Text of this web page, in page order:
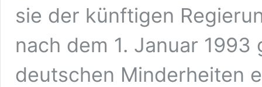
sie der künftigen
nach dem 1. Januar
deutschen Minderheiten